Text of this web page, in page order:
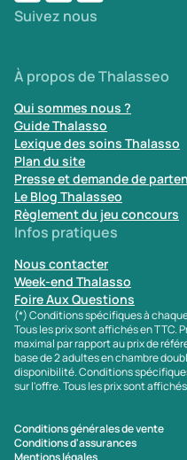
Suivez nous
À propos de Thalasseo
Qui sommes nous ?
Guide Thalasso
Lexique des soins Thalasso
Plan du site
Presse et demande de
Le Blog Thalasseo
Règlement du jeu concours
Infos pratiques
Nous contacter
Week-end Thalasso
Foire Aux Questions
(*) Conditions spécifiques à
Tous les prix sont affichés en TTC.
maximal par rapport au prix de
base de 2 adultes en chambre
disponibilité. Conditions
sur l'offre. Tous les prix sont
Conditions générales de vente
Conditions d'assurances
Mentions légales